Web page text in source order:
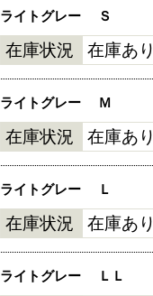
ライトグレー Ｓ
在庫状況 在庫あり
ライトグレー Ｍ
在庫状況 在庫あり
ライトグレー Ｌ
在庫状況 在庫あり
ライトグレー ＬＬ